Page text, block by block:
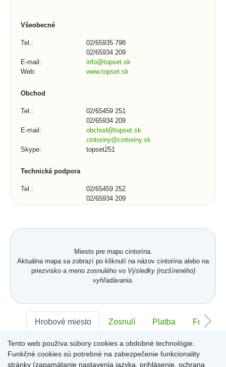
Všeobecné
Tel.:
02/65935 798
02/65934 209
E-mail:
info@topset.sk
Web:
www.topset.sk
Obchod
Tel.:
02/65459 251
02/65934 209
E-mail:
obchod@topset.sk
cintoriny@cintoriny.sk
Skype:
topset251
Technická podpora
Tel.:
02/65459 252
02/65934 209
Mesto, obec, organizácia:
*E-mail:
Miesto pre mapu cintorína.
Aktuálna mapa sa zobrazí po kliknutí na názov cintorína alebo na
priezvisko a meno zosnulého vo Výsledky (rozšíreného)
vyhľadávania.
Hrobové miesto Zosnulí Platba Foto
Sektor:- Rad:- Číslo:-
Tento web používa súbory cookies a obdobné technológie.
Funkčné cookies sú potrebné na zabezpečenie funkcionality
stránky (zapamätanie nastavenia jazyka, prihlásenie, ochrana